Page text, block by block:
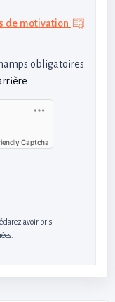
de motivation
obligatoires
Captcha
avoir pris